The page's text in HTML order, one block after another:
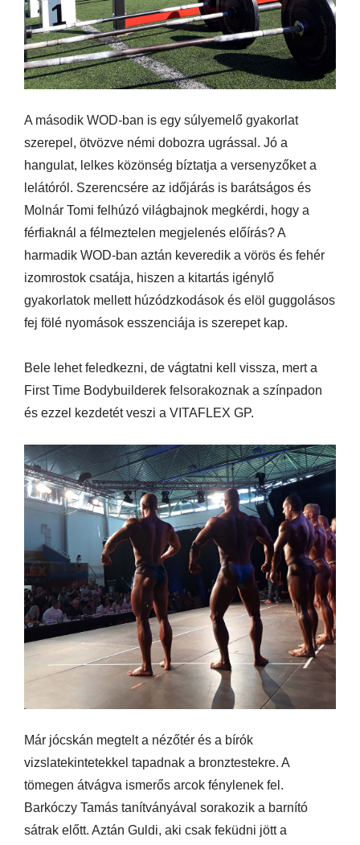
A második WOD-ban is egy súlyemelő gyakorlat
szerepel, ötvözve némi dobozra ugrással. Jó a
hangulat, lelkes közönség bíztatja a versenyzőket a
lelátóról. Szerencsére az időjárás is barátságos és
Molnár Tomi felhúzó világbajnok megkérdi, hogy a
férfiaknál a félmeztelen megjelenés előírás? A
harmadik WOD-ban aztán keveredik a vörös és fehér
izomrostok csatája, hiszen a kitartás igénylő
gyakorlatok mellett húzódzkodások és elöl guggolásos
fej fölé nyomások esszenciája is szerepet kap.
Bele lehet feledkezni, de vágtatni kell vissza, mert a
First Time Bodybuilderek felsorakoznak a színpadon
és ezzel kezdetét veszi a VITAFLEX GP.
Már jócskán megtelt a nézőtér és a bírók
vizslatekintetekkel tapadnak a bronztestekre. A
tömegen átvágva ismerős arcok fénylenek fel.
Barkóczy Tamás tanítványával sorakozik a barnító
sátrak előtt. Aztán Guldi, aki csak feküdni jött a